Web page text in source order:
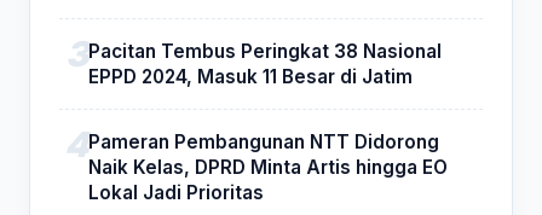
Pacitan Tembus Peringkat 38 Nasional
EPPD 2024, Masuk 11 Besar di Jatim
Pameran Pembangunan NTT Didorong
Naik Kelas, DPRD Minta Artis hingga EO
Lokal Jadi Prioritas